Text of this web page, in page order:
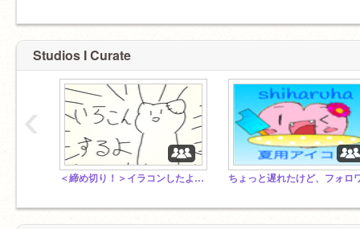
Studios I Curate
＜締め切り！＞イラコンしたよ＼( 'ω')／
‹